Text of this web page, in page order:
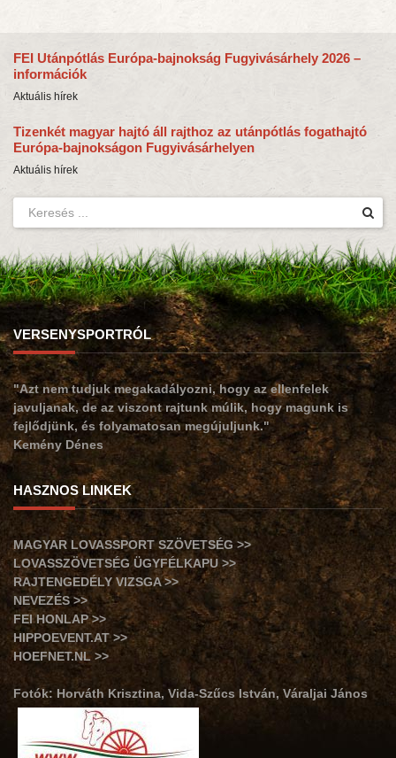
FEI Utánpótlás Európa-bajnokság Fugyivásárhely 2026 –
információk
Aktuális hírek
Tizenkét magyar hajtó áll rajthoz az utánpótlás fogathajtó
Európa-bajnokságon Fugyivásárhelyen
Aktuális hírek
VERSENYSPORTRÓL
"Azt nem tudjuk megakadályozni, hogy az ellenfelek
javuljanak, de az viszont rajtunk múlik, hogy magunk is
fejlődjünk, és folyamatosan megújuljunk."
Kemény Dénes
HASZNOS LINKEK
MAGYAR LOVASSPORT SZÖVETSÉG >>
LOVASSZÖVETSÉG ÜGYFÉLKAPU >>
RAJTENGEDÉLY VIZSGA >>
NEVEZÉS >>
FEI HONLAP >>
HIPPOEVENT.AT >>
HOEFNET.NL >>
Fotók: Horváth Krisztina, Vida-Szűcs István, Váraljai János